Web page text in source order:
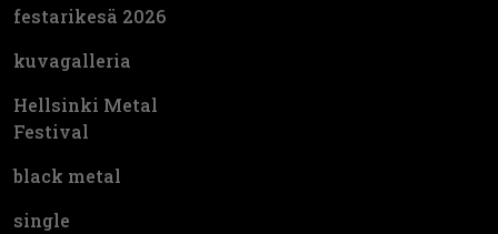
festarikesä 2026
kuvagalleria
Hellsinki Metal
Festival
black metal
single